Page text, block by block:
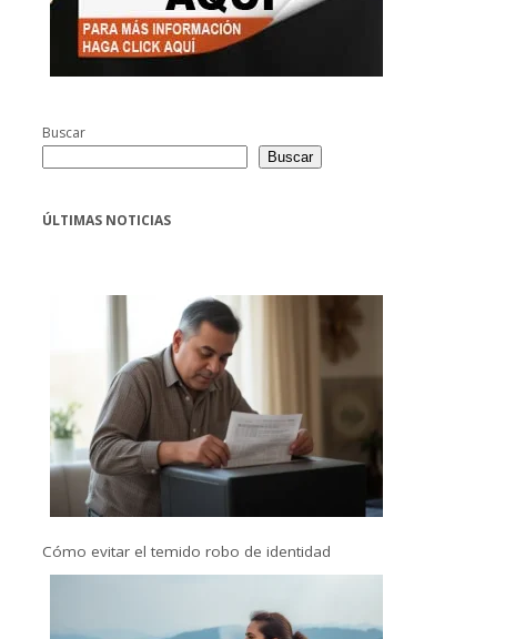
Buscar
Buscar
ÚLTIMAS NOTICIAS
Cómo evitar el temido robo de identidad